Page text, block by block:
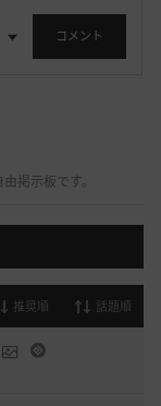
コメント
掲示板です。
推奨順 話題順